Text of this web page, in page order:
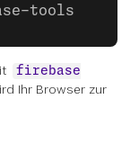
tools
firebase
Ihr Browser zur